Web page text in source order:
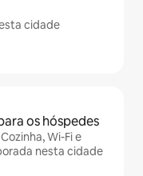
cidade
os hóspedes
Wi-Fi e
nesta cidade